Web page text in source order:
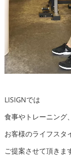
LISIGNでは
食事やトレーニング
お客様のライフスタ
ご提案させて頂きま